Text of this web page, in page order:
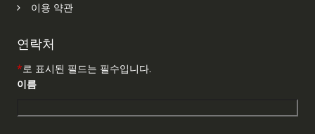
이용 약관
연락처
*로 표시된 필드는 필수입니다.
이름